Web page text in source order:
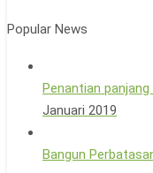
Popular News
Penantian
Januari 2019
Bangun